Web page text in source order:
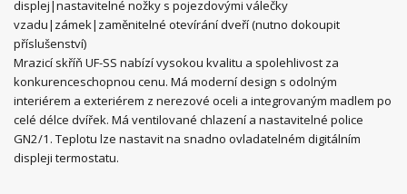
displej|nastavitelné nožky s pojezdovými válečky
vzadu|zámek|zaměnitelné otevírání dveří (nutno dokoupit
příslušenství)
Mrazicí skříň UF-SS nabízí vysokou kvalitu a spolehlivost za
konkurenceschopnou cenu. Má moderní design s odolným
interiérem a exteriérem z nerezové oceli a integrovaným madlem po
celé délce dvířek. Má ventilované chlazení a nastavitelné police
GN2/1. Teplotu lze nastavit na snadno ovladatelném digitálním
displeji termostatu.